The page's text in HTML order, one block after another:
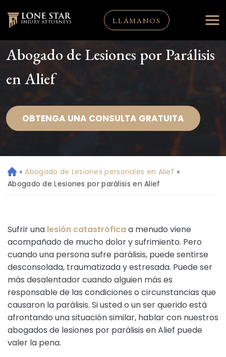
LLÁMANOS
Abogado de Lesiones por Parálisis
en Alief
OBTENGA UNA CONSULTA GRATUITA
Ini
ci
» Abogado de Lesiones personales en Alief »
Abogado de Lesiones por parálisis en Alief
Sufrir una lesión catastróficaa menudo viene
acompañado de mucho dolor y sufrimiento. Pero
cuando una persona sufre parálisis, puede sentirse
desconsolada, traumatizada y estresada. Puede ser
más desalentador cuando alguien más es
responsable de las condiciones o circunstancias que
causaron la parálisis. Si usted o un ser querido está
afrontando una situación similar, hablar con nuestros
abogados de lesiones por parálisis en Alief puede
valer la pena.